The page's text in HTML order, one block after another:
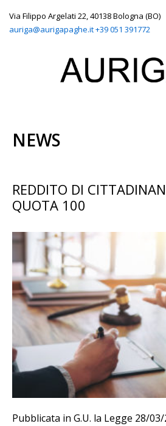
Via Filippo Argelati 22, 40138 Bologna (BO)
auriga@aurigapaghe.it+39 051 391772
NEWS
REDDITO DI
QUOTA 100
Pubblicata in G.U. la Legge 28/03/